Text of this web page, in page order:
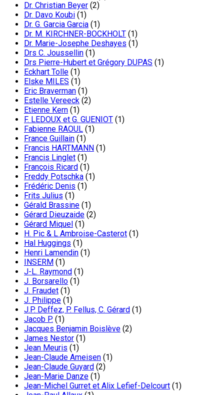
Dr. Christian Beyer (2)
Dr. Davo Koubi (1)
Dr. G. Garcia Garcia (1)
Dr. M. KIRCHNER-BOCKHOLT (1)
Dr. Marie-Josephe Deshayes (1)
Drs C. Joussellin (1)
Drs Pierre-Hubert et Grégory DUPAS (1)
Eckhart Tolle (1)
Elske MILES (1)
Eric Braverman (1)
Estelle Vereeck (2)
Etienne Kern (1)
F. LEDOUX et G. GUENIOT (1)
Fabienne RAOUL (1)
France Guillain (1)
Francis HARTMANN (1)
Francis Linglet (1)
François Ricard (1)
Freddy Potschka (1)
Frédéric Denis (1)
Frits Julius (1)
Gérald Brassine (1)
Gérard Dieuzaide (2)
Gérard Miquel (1)
H. Pic & L Ambroise-Casterot (1)
Hal Huggings (1)
Henri Lamendin (1)
INSERM (1)
J-L. Raymond (1)
J. Borsarello (1)
J. Fraudet (1)
J. Philippe (1)
J.P. Deffez, P. Fellus, C. Gérard (1)
Jacob P. (1)
Jacques Benjamin Boislève (2)
James Nestor (1)
Jean Meuris (1)
Jean-Claude Ameisen (1)
Jean-Claude Guyard (2)
Jean-Marie Danze (1)
Jean-Michel Gurret et Alix Lefief-Delcourt (1)